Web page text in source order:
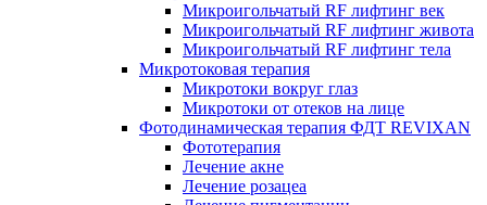
Микроигольчатый RF лифтинг век
Микроигольчатый RF лифтинг живота
Микроигольчатый RF лифтинг тела
Микротоковая терапия
Микротоки вокруг глаз
Микротоки от отеков на лице
Фотодинамическая терапия ФДТ REVIXAN
Фототерапия
Лечение акне
Лечение розацеа